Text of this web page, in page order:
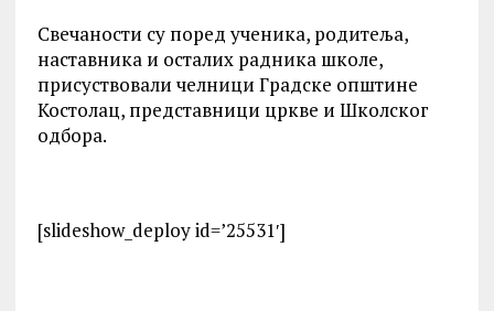
Свечаности су поред ученика, родитеља,
наставника и осталих радника школе,
присуствовали челници Градске општине
Костолац, представници цркве и Школског
одбора.
[slideshow_deploy id=’25531′]